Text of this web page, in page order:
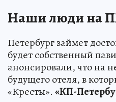
Наши люди на
Петербург займет
будет собственный
анонсировали, что на
будущего отеля, в
«Кресты». «КП-